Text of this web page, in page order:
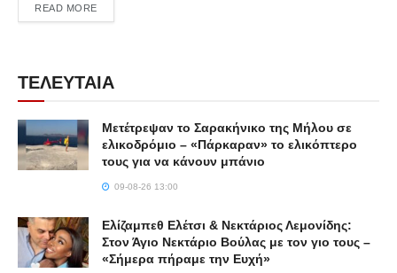
READ MOREDETAILS
ΤΕΛΕΥΤΑΙΑ
Μετέτρεψαν το Σαρακήνικο της Μήλου σε
ελικοδρόμιο – «Πάρκαραν» το ελικόπτερο
τους για να κάνουν μπάνιο
09-08-26 13:00
Ελίζαμπεθ Ελέτσι & Νεκτάριος Λεμονίδης:
Στον Άγιο Νεκτάριο Βούλας με τον γιο τους –
«Σήμερα πήραμε την Ευχή»